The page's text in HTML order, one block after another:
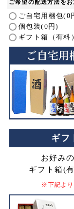
ご希望の配送方法を
ご自宅用梱包(0
個包装(0円)
ギフト箱（有料
ギフ
お好み
ギフト箱(
※下記より